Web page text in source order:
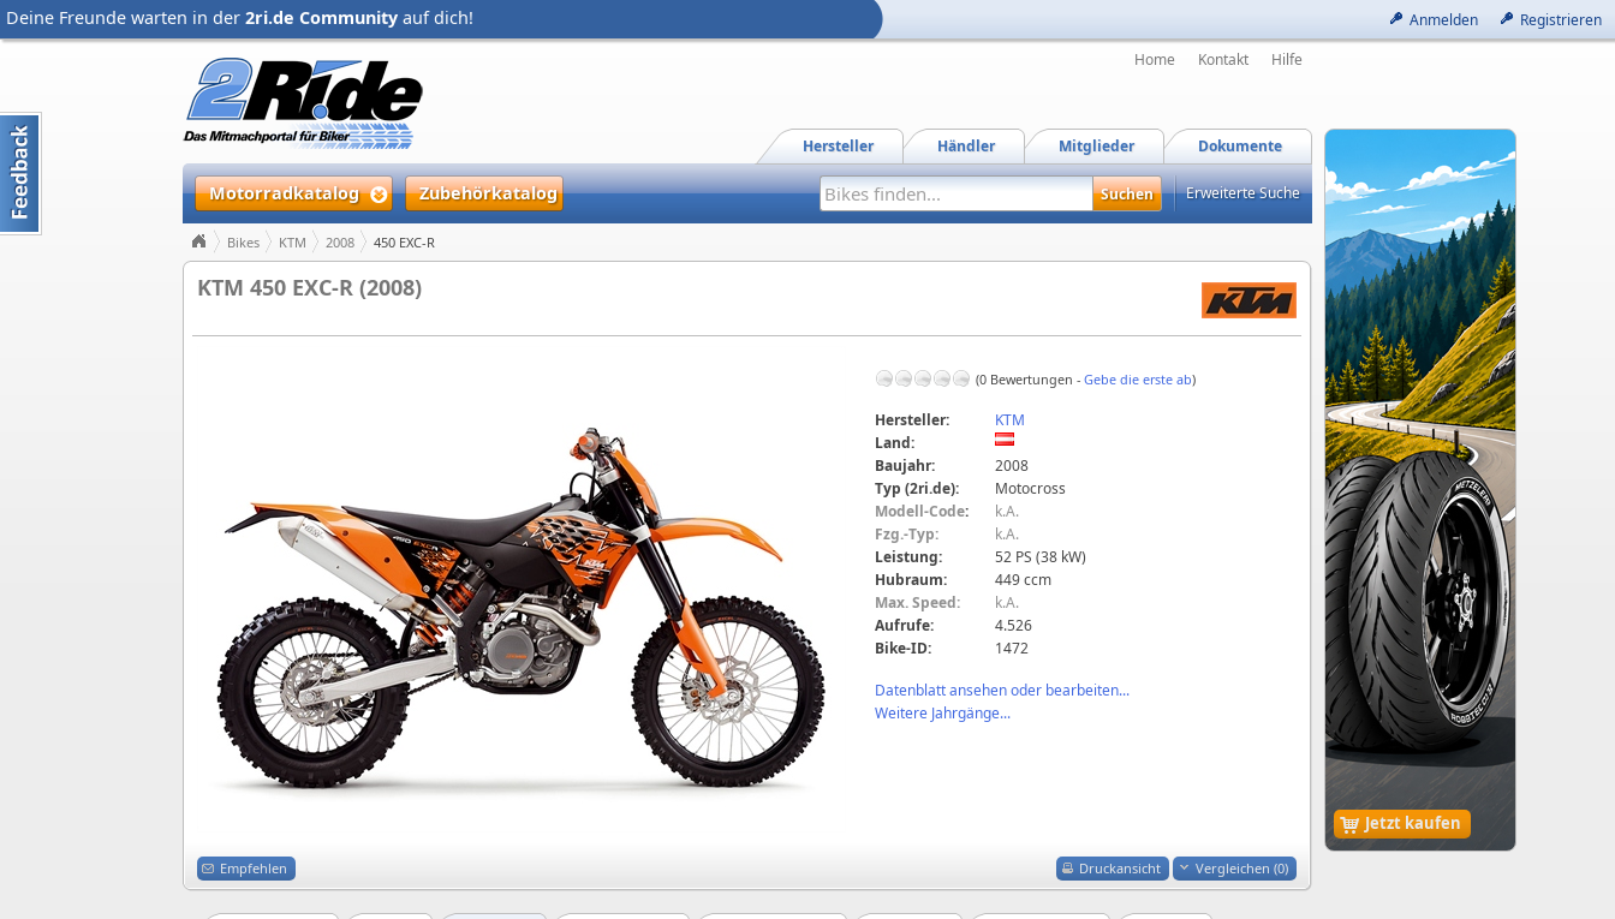
Anmelden Registrieren
Deine Freunde warten in der 2ri.de Community auf dich!
Jetzt kaufen
Home Kontakt Hilfe
Dokumente
Mitglieder
Händler
Hersteller
Motorradkatalog Zubehörkatalog Erweiterte Suche
Bikes KTM 2008 450 EXC-R
KTM 450 EXC-R (2008)
(0 Bewertungen - Gebe die erste ab)
Hersteller:
KTM
Land:
Baujahr:
2008
Typ (2ri.de):
Motocross
Modell-Code:
k.A.
Fzg.-Typ:
k.A.
Leistung:
52 PS (38 kW)
Hubraum:
449 ccm
Max. Speed:
k.A.
Aufrufe:
4.526
Bike-ID:
1472
Datenblatt ansehen oder bearbeiten...
Weitere Jahrgänge...
Druckansicht Vergleichen (0)
Empfehlen